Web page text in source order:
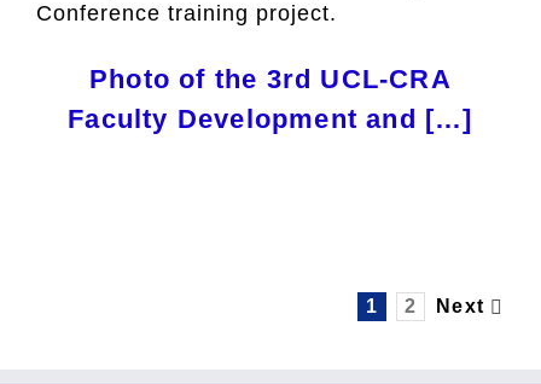
Conference training project.
Photo of the 3rd UCL-CRA
Faculty Development and […]
1 2 Next